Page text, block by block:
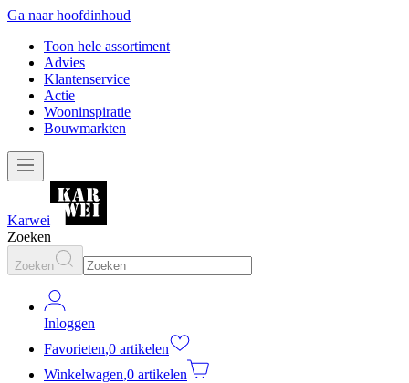
Ga naar hoofdinhoud
Toon hele assortiment
Advies
Klantenservice
Actie
Wooninspiratie
Bouwmarkten
Karwei
Zoeken
Zoeken
Inloggen
Favorieten,0 artikelen
Winkelwagen,0 artikelen